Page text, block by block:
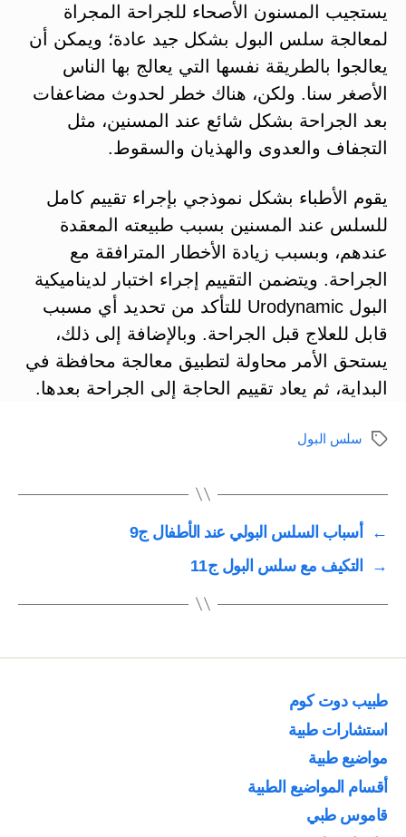
يستجيب المسنون الأصحاء للجراحة المجراة
لمعالجة سلس البول بشكل جيد عادة؛ ويمكن أن
يعالجوا بالطريقة نفسها التي يعالج بها الناس
الأصغر سنا. ولكن، هناك خطر لحدوث مضاعفات
بعد الجراحة بشكل شائع عند المسنين، مثل
التجفاف والعدوى والهذيان والسقوط.
يقوم الأطباء بشكل نموذجي بإجراء تقييم كامل
للسلس عند المسنين بسبب طبيعته المعقدة
عندهم، وبسبب زيادة الأخطار المترافقة مع
الجراحة. ويتضمن التقييم إجراء اختبار لديناميكية
البول Urodynamic للتأكد من تحديد أي مسبب
قابل للعلاج قبل الجراحة. وبالإضافة إلى ذلك،
يستحق الأمر محاولة لتطبيق معالجة محافظة في
البداية، ثم يعاد تقييم الحاجة إلى الجراحة بعدها.
الوسومسلس البول
←
أسباب السلس البولي عند الأطفال ج9
→
التكيف مع سلس البول ج11
طبيب دوت كوم
استشارات طبية
مواضيع طبية
أقسام المواضيع الطبية
قاموس طبي